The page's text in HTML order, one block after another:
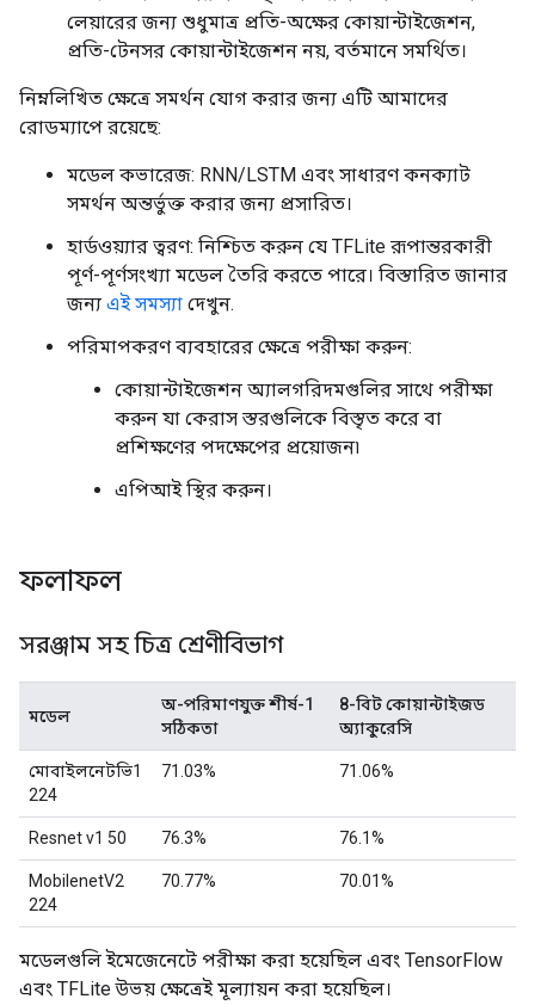
লেয়ারের জন্য শুধুমাত্র প্রতি-অক্ষের কোয়ান্টাইজেশন,
প্রতি-টেনসর কোয়ান্টাইজেশন নয়, বর্তমানে সমর্থিত।
নিম্নলিখিত ক্ষেত্রে সমর্থন যোগ করার জন্য এটি আমাদের
রোডম্যাপে রয়েছে:
মডেল কভারেজ: RNN/LSTM এবং সাধারণ কনক্যাট
সমর্থন অন্তর্ভুক্ত করার জন্য প্রসারিত।
হার্ডওয়্যার ত্বরণ: নিশ্চিত করুন যে TFLite রূপান্তরকারী
পূর্ণ-পূর্ণসংখ্যা মডেল তৈরি করতে পারে। বিস্তারিত জানার
জন্য এই সমস্যা দেখুন.
পরিমাপকরণ ব্যবহারের ক্ষেত্রে পরীক্ষা করুন:
কোয়ান্টাইজেশন অ্যালগরিদমগুলির সাথে পরীক্ষা
করুন যা কেরাস স্তরগুলিকে বিস্তৃত করে বা
প্রশিক্ষণের পদক্ষেপের প্রয়োজন৷
এপিআই স্থির করুন।
ফলাফল
সরঞ্জাম সহ চিত্র শ্রেণীবিভাগ
মডেল
অ-পরিমাণযুক্ত শীর্ষ-1
সঠিকতা
8-বিট কোয়ান্টাইজড
অ্যাকুরেসি
মোবাইলনেটভি1
224
71.03% 71.06%
Resnet v1 50 76.3% 76.1%
MobilenetV2
224
70.77% 70.01%
মডেলগুলি ইমেজেনেটে পরীক্ষা করা হয়েছিল এবং TensorFlow
এবং TFLite উভয় ক্ষেত্রেই মূল্যায়ন করা হয়েছিল।